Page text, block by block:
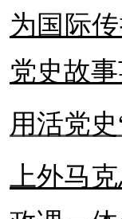
为国际
党史故
用活党史
上外马